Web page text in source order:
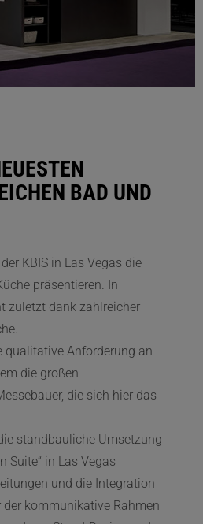
BAD UND
KBIS in Las Vegas die
präsentieren. In
zuletzt dank zahlreicher
qualitative Anforderung an
die großen
die sich hier das
standbauliche Umsetzung
Suite“ in Las Vegas
und die Integration
kommunikative Rahmen